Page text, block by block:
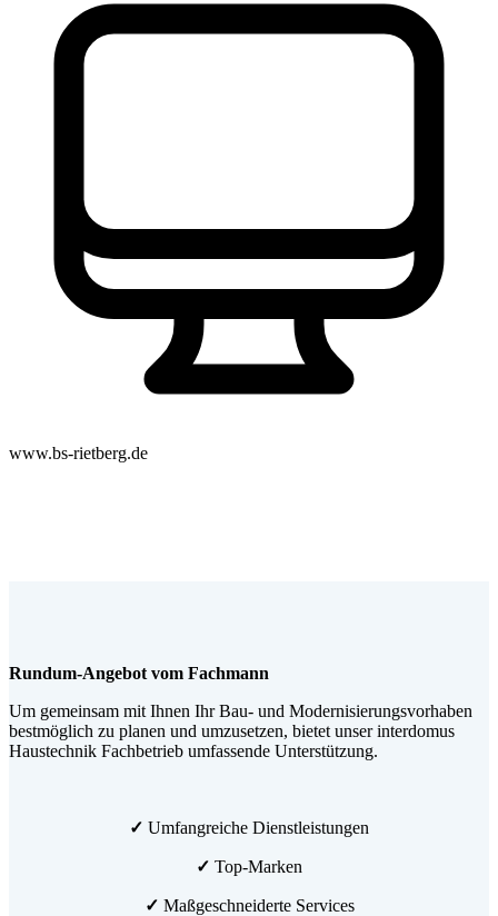
www.bs-rietberg.de
Rundum-Angebot vom Fachmann
Um gemeinsam mit Ihnen Ihr Bau- und Modernisierungsvorhaben
bestmöglich zu planen und umzusetzen, bietet unser interdomus
Haustechnik Fachbetrieb umfassende Unterstützung.
✓ Umfangreiche Dienstleistungen
✓ Top-Marken
✓ Maßgeschneiderte Services